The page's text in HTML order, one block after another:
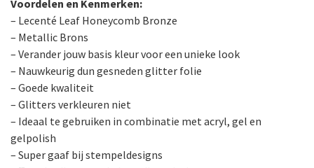
Voordelen en Kenmerken:
– Lecenté Leaf Honeycomb Bronze
– Metallic Brons
– Verander jouw basis kleur voor een unieke look
– Nauwkeurig dun gesneden glitter folie
– Goede kwaliteit
– Glitters verkleuren niet
– Ideaal te gebruiken in combinatie met acryl, gel en
gelpolish
– Super gaaf bij stempeldesigns